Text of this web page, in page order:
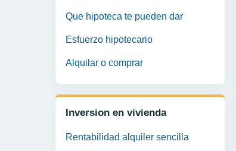
Que hipoteca te pueden dar
Esfuerzo hipotecario
Alquilar o comprar
Inversion en vivienda
Rentabilidad alquiler sencilla